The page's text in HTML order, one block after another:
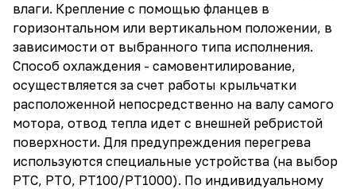
влаги. Крепление c помощью фланцев в
горизонтальном или вертикальном положении, в
зависимости от выбранного типа исполнения.
Способ охлаждения - самовентилирование,
осуществляется за счет работы крыльчатки
расположенной непосредственно на валу самого
мотора, отвод тепла идет с внешней ребристой
поверхности. Для предупреждения перегрева
используются специальные устройства (на выбор
PTC, PTO, PT100/PT1000). По индивидуальному